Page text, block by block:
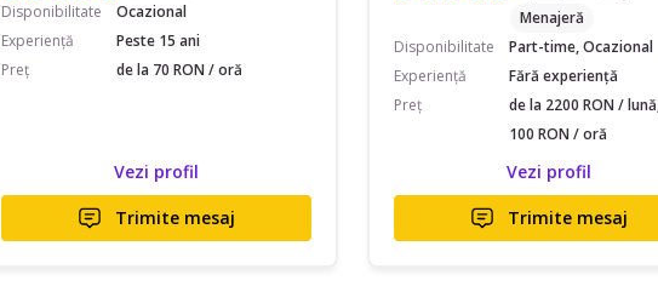
Disponibilitate
Ocazional
Experiență
Peste 15 ani
Preț
de la 70 RON / oră
Vezi profil
Trimite mesaj
Menajeră
Disponibilitate
Part-time, Ocazional
Experiență
Fără experiență
Preț
de la 2200 RON /
100 RON / oră
Vezi profil
Trimite mesaj